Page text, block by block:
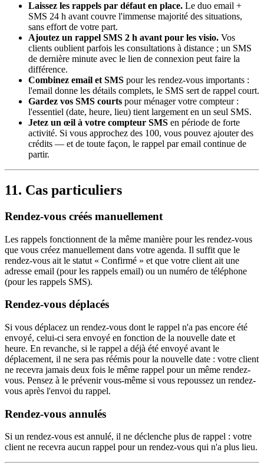
Laissez les rappels par défaut en place. Le duo email +
SMS 24 h avant couvre l'immense majorité des situations,
sans effort de votre part.
Ajoutez un rappel SMS 2 h avant pour les visio. Vos
clients oublient parfois les consultations à distance ; un SMS
de dernière minute avec le lien de connexion peut faire la
différence.
Combinez email et SMS pour les rendez-vous importants :
l'email donne les détails complets, le SMS sert de rappel court.
Gardez vos SMS courts pour ménager votre compteur :
l'essentiel (date, heure, lieu) tient largement en un seul SMS.
Jetez un œil à votre compteur SMS en période de forte
activité. Si vous approchez des 100, vous pouvez ajouter des
crédits — et de toute façon, le rappel par email continue de
partir.
11. Cas particuliers
Rendez-vous créés manuellement
Les rappels fonctionnent de la même manière pour les rendez-vous
que vous créez manuellement dans votre agenda. Il suffit que le
rendez-vous ait le statut « Confirmé » et que votre client ait une
adresse email (pour les rappels email) ou un numéro de téléphone
(pour les rappels SMS).
Rendez-vous déplacés
Si vous déplacez un rendez-vous dont le rappel n'a pas encore été
envoyé, celui-ci sera envoyé en fonction de la nouvelle date et
heure. En revanche, si le rappel a déjà été envoyé avant le
déplacement, il ne sera pas réémis pour la nouvelle date : votre client
ne recevra jamais deux fois le même rappel pour un même rendez-
vous. Pensez à le prévenir vous-même si vous repoussez un rendez-
vous après l'envoi du rappel.
Rendez-vous annulés
Si un rendez-vous est annulé, il ne déclenche plus de rappel : votre
client ne recevra aucun rappel pour un rendez-vous qui n'a plus lieu.